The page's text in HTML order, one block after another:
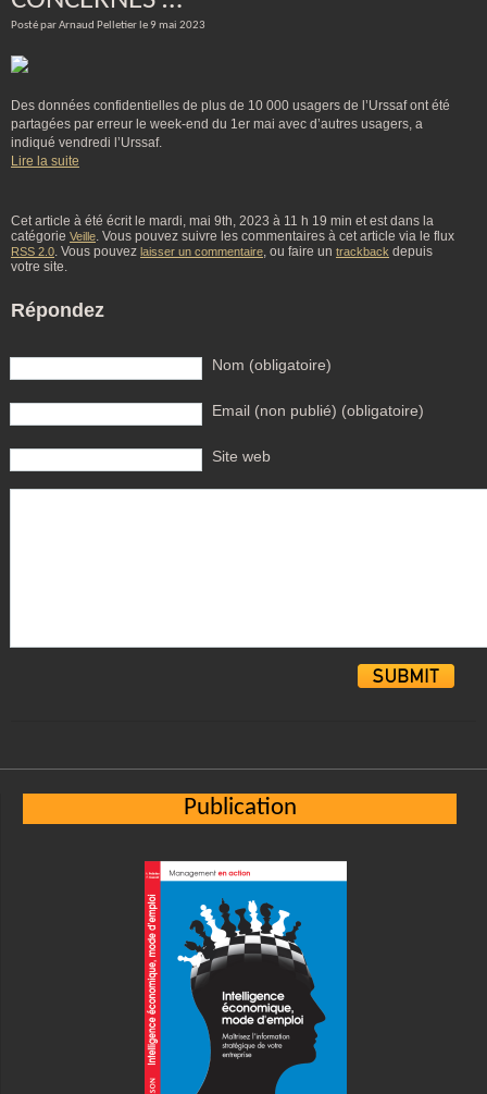
Posté par Arnaud Pelletier le 9 mai 2023
Des données confidentielles de plus de 10 000 usagers de l’Urssaf ont été
partagées par erreur le week-end du 1er mai avec d’autres usagers, a
indiqué vendredi l’Urssaf.
Lire la suite
Cet article à été écrit le mardi, mai 9th, 2023 à 11 h 19 min et est dans la
catégorie Veille. Vous pouvez suivre les commentaires à cet article via le flux
RSS 2.0. Vous pouvez laisser un commentaire, ou faire un trackback depuis
votre site.
Répondez
Nom (obligatoire)
Email (non publié) (obligatoire)
Site web
Publication